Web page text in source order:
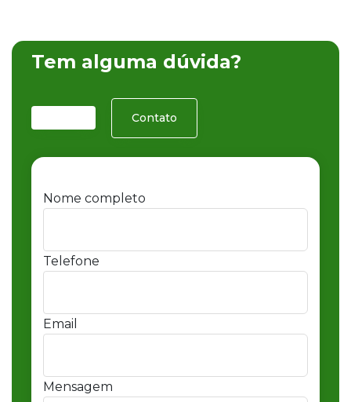
Tem alguma dúvida?
Contato
Nome completo
Telefone
Email
Mensagem